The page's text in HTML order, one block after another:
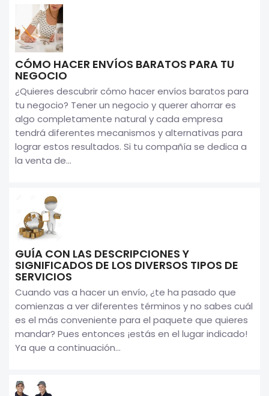
CÓMO HACER ENVÍOS BARATOS PARA TU
NEGOCIO
¿Quieres descubrir cómo hacer envíos baratos para
tu negocio? Tener un negocio y querer ahorrar es
algo completamente natural y cada empresa
tendrá diferentes mecanismos y alternativas para
lograr estos resultados. Si tu compañía se dedica a
la venta de...
GUÍA CON LAS DESCRIPCIONES Y
SIGNIFICADOS DE LOS DIVERSOS TIPOS DE
SERVICIOS
Cuando vas a hacer un envío, ¿te ha pasado que
comienzas a ver diferentes términos y no sabes cuál
es el más conveniente para el paquete que quieres
mandar? Pues entonces ¡estás en el lugar indicado!
Ya que a continuación...